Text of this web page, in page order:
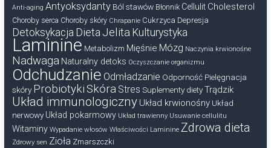
Anti-aging Antyoksydanty Ból stawów Błonnik Cellulit Cholesterol
Choroby serca Choroby skóry Chrapanie Cukrzyca Depresja
Detoksykacja Dieta Jelita Kulturystyka
Laminine Metabolizm Mięśnie Mózg Naczynia krwionośne
Nadwaga Naturalny detoks Oczyszczanie organizmu
Odchudzanie Odmładzanie Odporność Pielęgnacja
skóry Probiotyki Skóra Stres Suplementy diety Trądzik
Układ immunologiczny Układ krwionośny Układ
nerwowy Układ pokarmowy Układ trawienny Usuwanie cellulitu
Witaminy Wypadanie włosów Właściwości Laminine Zdrowa dieta
Zdrowy sen Zioła Zmarszczki